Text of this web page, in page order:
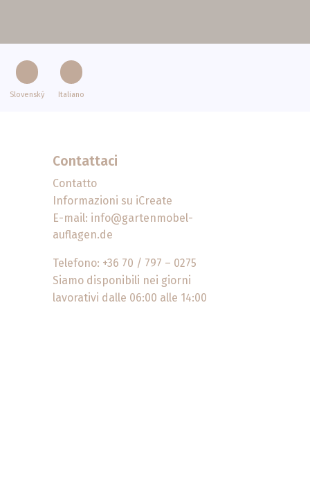
Slovenský Italiano
Contattaci
Contatto
Informazioni su iCreate
E-mail: info@gartenmobel-
auflagen.de
Telefono: +36 70 / 797 – 0275
Siamo disponibili nei giorni
lavorativi dalle 06:00 alle 14:00